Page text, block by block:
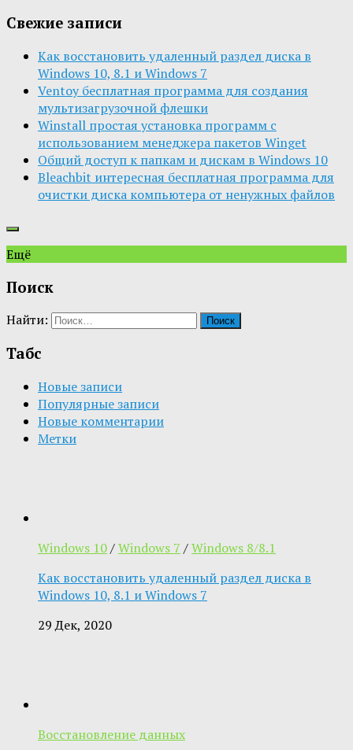
Свежие записи
Как восстановить удаленный раздел диска в
Windows 10, 8.1 и Windows 7
Ventoy бесплатная программа для создания
мультизагрузочной флешки
Winstall простая установка программ с
использованием менеджера пакетов Winget
Общий доступ к папкам и дискам в Windows 10
Bleachbit интересная бесплатная программа для
очистки диска компьютера от ненужных файлов
Ещё
Поиск
Найти:
Табс
Новые записи
Популярные записи
Новые комментарии
Метки
Windows 10/Windows 7 /Windows 8/8.1
Как восстановить удаленный раздел диска в
Windows 10, 8.1 и Windows 7
29 Дек, 2020
Восстановление данных